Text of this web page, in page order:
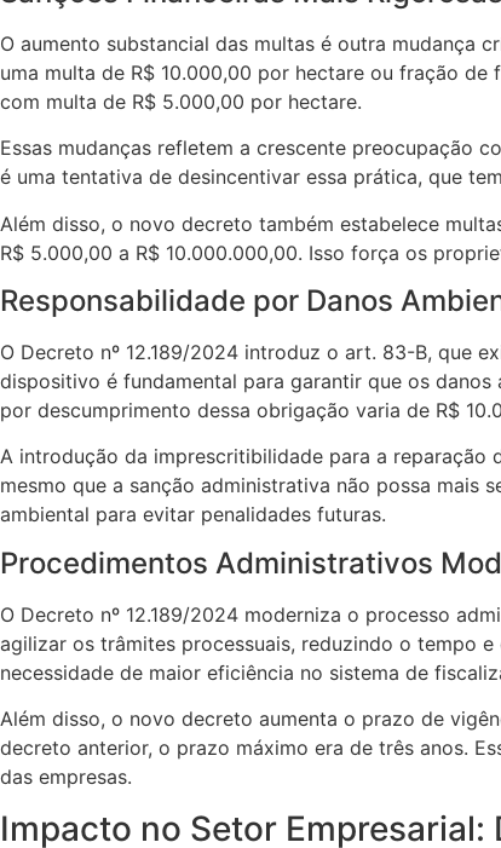
O aumento substancial das multas é outra mudança
uma multa de R$ 10.000,00 por hectare ou fração
com multa de R$ 5.000,00 por hectare.
Essas mudanças refletem a crescente preocupação
é uma tentativa de desincentivar essa prática, que
Além disso, o novo decreto também estabelece
R$ 5.000,00 a R$ 10.000.000,00. Isso força os
Responsabilidade por Danos
O Decreto nº 12.189/2024 introduz o art. 83-B, que
dispositivo é fundamental para garantir que os
por descumprimento dessa obrigação varia de R$
A introdução da imprescritibilidade para a reparação
mesmo que a sanção administrativa não possa mais
ambiental para evitar penalidades futuras.
Procedimentos Administrativos
O Decreto nº 12.189/2024 moderniza o processo
agilizar os trâmites processuais, reduzindo o tempo
necessidade de maior eficiência no sistema de
Além disso, o novo decreto aumenta o prazo de
decreto anterior, o prazo máximo era de três anos.
das empresas.
Impacto no Setor